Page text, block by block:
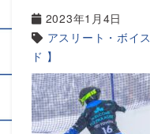
2023年1月4日
アスリート・ボイス
ド 】